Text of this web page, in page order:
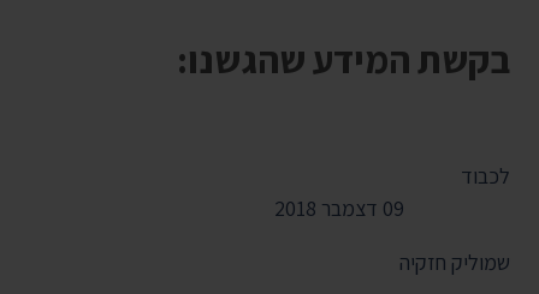
בקשת המידע שהגשנו:
לכבוד
שמוליק חזקיה